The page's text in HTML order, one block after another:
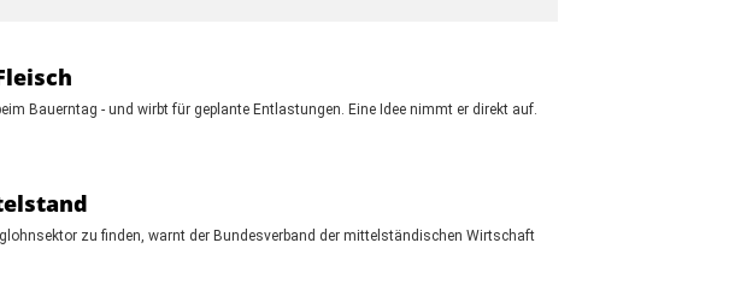
Bauerntag - und wirbt für geplante Entlastungen. Eine Idee nimmt er direkt auf.
zu finden, warnt der Bundesverband der mittelständischen Wirtschaft